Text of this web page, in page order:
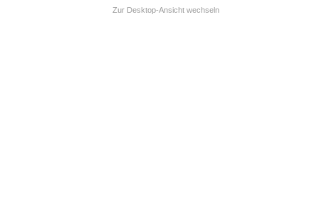
Zur Desktop-Ansicht wechseln